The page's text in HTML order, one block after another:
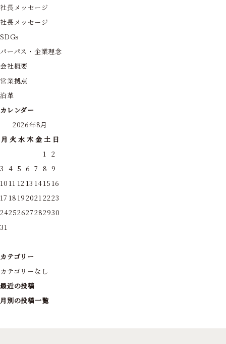
社長メッセージ
社長メッセージ
SDGs
パーパス・企業理念
会社概要
営業拠点
沿革
カレンダー
2026年8月
月 火水 木金 土 日
1 2
3 4 5 6 7 8 9
10 11 12 13 1415 16
17 18 1920212223
24252627282930
31
カテゴリー
カテゴリーなし
最近の投稿
月別の投稿一覧